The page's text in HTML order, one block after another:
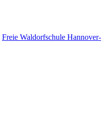
Freie Waldorfschule Hannover-